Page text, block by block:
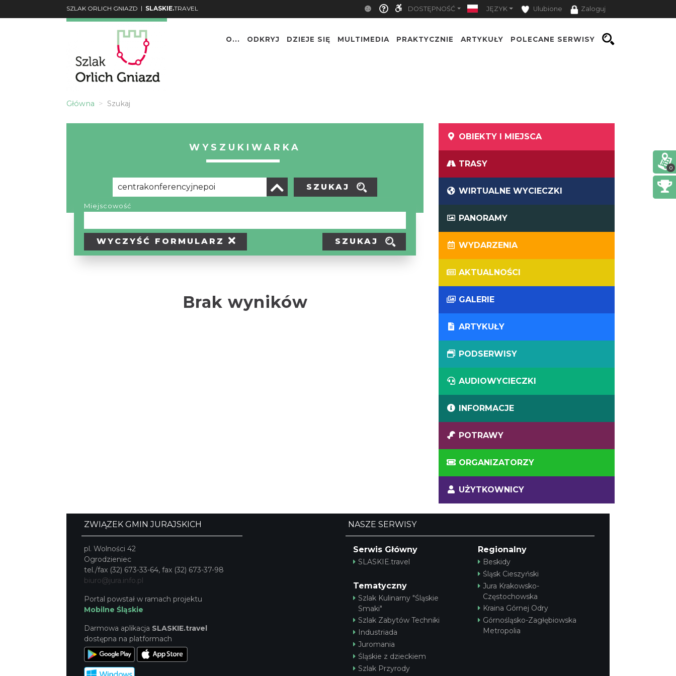
SZLAK ORLICH GNIAZD | SLASKIE.TRAVEL DOSTĘPNOŚĆ JĘZYK Ulubione Zaloguj
O... ODKRYJ DZIEJE SIĘ MULTIMEDIA PRAKTYCZNIE ARTYKUŁY POLECANE SERWISY
Główna Szukaj
WYSZUKIWARKA
Miejscowość
WYCZYŚĆ FORMULARZ SZUKAJ
SZUKAJ
Brak wyników
OBIEKTY I MIEJSCA
TRASY
WIRTUALNE WYCIECZKI
PANORAMY
WYDARZENIA
AKTUALNOŚCI
GALERIE
ARTYKUŁY
PODSERWISY
AUDIOWYCIECZKI
INFORMACJE
POTRAWY
ORGANIZATORZY
UŻYTKOWNICY
ZWIĄZEK GMIN JURAJSKICH
pl. Wolności 42
Ogrodzieniec
tel./fax (32) 673-33-64, fax (32) 673-37-98
biuro@jura.info.pl
Portal powstał w ramach projektu
Mobilne Śląskie
Darmowa aplikacja SLASKIE.travel
dostępna na platformach
NASZE SERWISY
Serwis Główny
SLASKIE.travel
Tematyczny
Szlak Kulinarny "Śląskie
Smaki"
Szlak Zabytów Techniki
Industriada
Juromania
Śląskie z dzieckiem
Szlak Przyrody
Regionalny
Beskidy
Śląsk Cieszyński
Jura Krakowsko-
Częstochowska
Kraina Górnej Odry
Górnośląsko-Zagłębiowska
Metropolia
0